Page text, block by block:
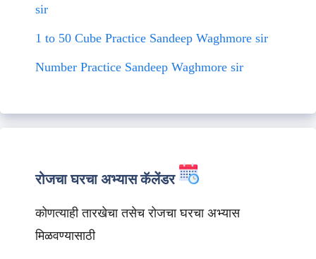
sir
1 to 50 Cube Practice Sandeep Waghmore sir
Number Practice Sandeep Waghmore sir
रोजचा घरचा अभ्यास कॅलेंडर
कोणत्याही तारखेचा तसेच रोजचा घरचा अभ्यास
मिळवण्यासाठी